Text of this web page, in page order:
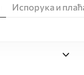
Испорука и